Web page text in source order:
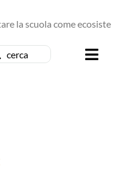
la scuola come